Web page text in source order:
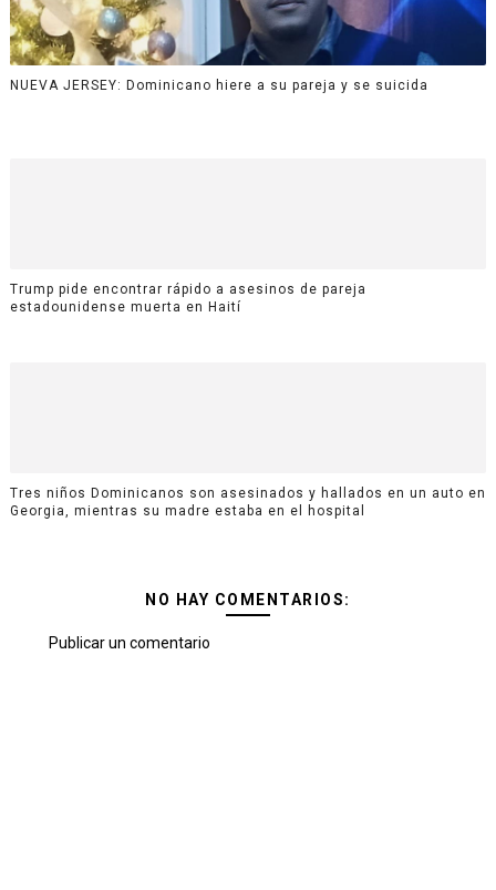
NUEVA JERSEY: Dominicano hiere a su pareja y se suicida
Trump pide encontrar rápido a asesinos de pareja
estadounidense muerta en Haití
Tres niños Dominicanos son asesinados y hallados en un auto en
Georgia, mientras su madre estaba en el hospital
NO HAY COMENTARIOS:
Publicar un comentario